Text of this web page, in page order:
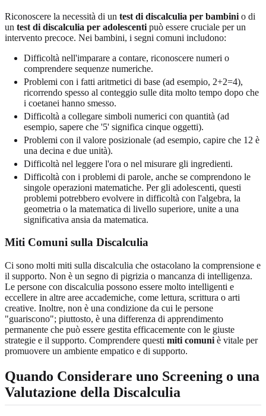
Riconoscere la necessità di un test di discalculia per bambini o di
un test di discalculia per adolescenti può essere cruciale per un
intervento precoce. Nei bambini, i segni comuni includono:
Difficoltà nell'imparare a contare, riconoscere numeri o
comprendere sequenze numeriche.
Problemi con i fatti aritmetici di base (ad esempio, 2+2=4),
ricorrendo spesso al conteggio sulle dita molto tempo dopo che
i coetanei hanno smesso.
Difficoltà a collegare simboli numerici con quantità (ad
esempio, sapere che '5' significa cinque oggetti).
Problemi con il valore posizionale (ad esempio, capire che 12 è
una decina e due unità).
Difficoltà nel leggere l'ora o nel misurare gli ingredienti.
Difficoltà con i problemi di parole, anche se comprendono le
singole operazioni matematiche. Per gli adolescenti, questi
problemi potrebbero evolvere in difficoltà con l'algebra, la
geometria o la matematica di livello superiore, unite a una
significativa ansia da matematica.
Miti Comuni sulla Discalculia
Ci sono molti miti sulla discalculia che ostacolano la comprensione e
il supporto. Non è un segno di pigrizia o mancanza di intelligenza.
Le persone con discalculia possono essere molto intelligenti e
eccellere in altre aree accademiche, come lettura, scrittura o arti
creative. Inoltre, non è una condizione da cui le persone
"guariscono"; piuttosto, è una differenza di apprendimento
permanente che può essere gestita efficacemente con le giuste
strategie e il supporto. Comprendere questi miti comuni è vitale per
promuovere un ambiente empatico e di supporto.
Quando Considerare uno Screening o una
Valutazione della Discalculia